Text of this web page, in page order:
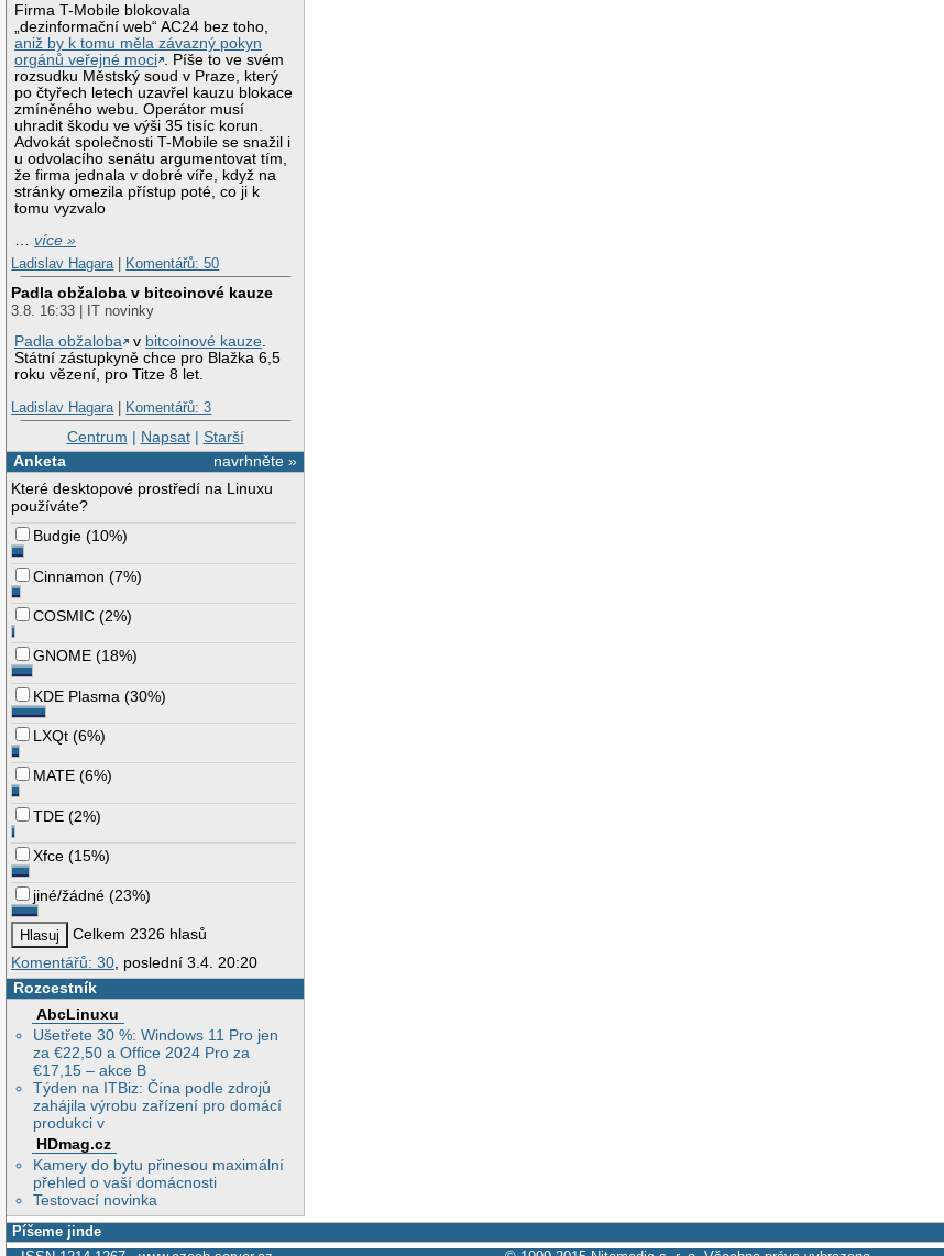
Firma T-Mobile blokovala
„dezinformační web“ AC24 bez toho,
aniž by k tomu měla závazný pokyn
orgánů veřejné moci
. Píše to ve svém
rozsudku Městský soud v Praze, který
po čtyřech letech uzavřel kauzu blokace
zmíněného webu. Operátor musí
uhradit škodu ve výši 35 tisíc korun.
Advokát společnosti T-Mobile se snažil i
u odvolacího senátu argumentovat tím,
že firma jednala v dobré víře, když na
stránky omezila přístup poté, co ji k
tomu vyzvalo
…více »
Ladislav Hagara| Komentářů: 50
Padla obžaloba v bitcoinové kauze
3.8. 16:33 | IT novinky
Padla obžaloba
v bitcoinové kauze.
Státní zástupkyně chce pro Blažka 6,5
roku vězení, pro Titze 8 let.
Ladislav Hagara| Komentářů: 3
Centrum | Napsat| Starší
navrhněte »
Anketa
Které desktopové prostředí na Linuxu
používáte?
Budgie (10%)
Cinnamon (7%)
COSMIC (2%)
GNOME (18%)
KDE Plasma (30%)
LXQt (6%)
MATE (6%)
TDE (2%)
Xfce (15%)
jiné/žádné (23%)
Celkem 2326 hlasů
Komentářů: 30 , poslední 3.4. 20:20
Rozcestník
AbcLinuxu
Ušetřete 30 %: Windows 11 Pro jen
za €22,50 a Office 2024 Pro za
€17,15 – akce B
Týden na ITBiz: Čína podle zdrojů
zahájila výrobu zařízení pro domácí
produkci v
HDmag.cz
Kamery do bytu přinesou maximální
přehled o vaší domácnosti
Testovací novinka
Píšeme jinde